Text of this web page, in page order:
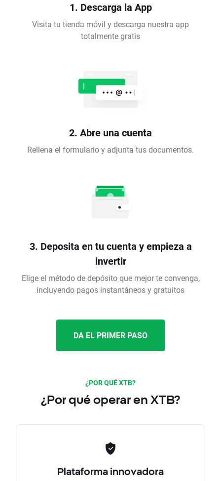
1. Descarga la App
Visita tu tienda móvil y descarga nuestra app
totalmente gratis
2. Abre una cuenta
Rellena el formulario y adjunta tus documentos.
3. Deposita en tu cuenta y empieza a
invertir
Elige el método de depósito que mejor te convenga,
incluyendo pagos instantáneos y gratuitos
DA EL PRIMER PASO
¿POR QUÉ XTB?
¿Por qué operar en XTB?
Plataforma innovadora